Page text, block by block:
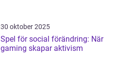
30 oktober 2025
Spel för social förändring: När
gaming skapar aktivism